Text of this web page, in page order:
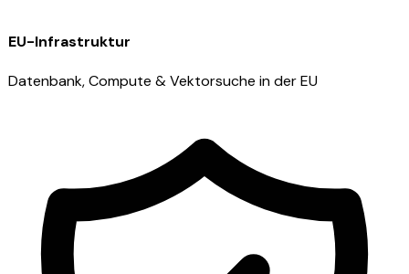
EU-Infrastruktur
Datenbank, Compute & Vektorsuche in der EU